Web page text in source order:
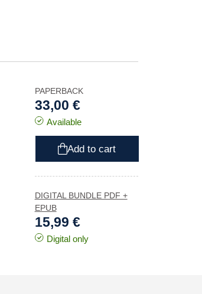
PAPERBACK
33,00 €
Available
Add to cart
DIGITAL BUNDLE PDF +
EPUB
15,99 €
Digital only